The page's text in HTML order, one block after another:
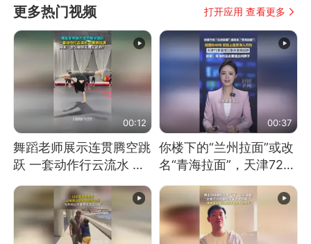
更多热门视频 打开应用 查看更多
00:12
舞蹈老师展示连贯腾空跳
跃 一套动作行云流水 节
到又舞又武的？
00:37
你楼下的“兰州拉面”或改
名“青海拉面”，天津72家